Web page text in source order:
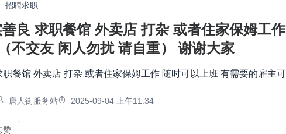
招聘求职
良 求职餐馆 外卖店 打杂 或者住家保姆工
不交友 闲人勿扰 请自重） 谢谢大家
餐馆 外卖店 打杂 或者住家保姆工作 随时可以上班 有需要的雇主
唐人街服务站 2025-09-04 上午11:34
赞